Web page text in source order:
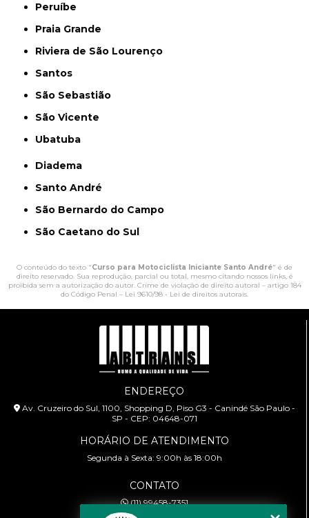
Peruíbe
Praia Grande
Riviera de São Lourenço
Santos
São Sebastião
São Vicente
Ubatuba
Diadema
Santo André
São Bernardo do Campo
São Caetano do Sul
O conteúdo do texto "Curso para Motociclista Iniciante Santo André" é de
direito reservado. Sua reprodução, parcial ou total, mesmo citando nossos links, é
proibida sem a autorização do autor. Crime de violação de direito autoral – artigo 184
do Código Penal – Lei 9610/98 - Lei de direitos autorais.
ENDEREÇO
Av. Cruzeiro do Sul, 1100, Shopping D, Piso G3 - Canindé São Paulo -
SP - CEP: 04648-071
HORÁRIO DE ATENDIMENTO
Segunda à Sexta: 9:00h às 18:00h
CONTATO
(11) 99458-7351